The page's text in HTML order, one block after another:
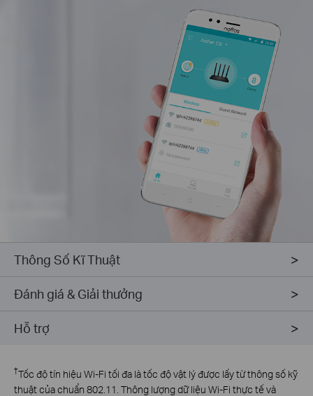
Thông Số Kĩ Thuật
Đánh giá & Giải thưởng
Hỗ trợ
†Tốc độ tín hiệu Wi-Fi tối đa là tốc độ vật lý được lấy từ thông số kỹ
thuật của chuẩn 802.11. Thông lượng dữ liệu Wi-Fi thực tế và